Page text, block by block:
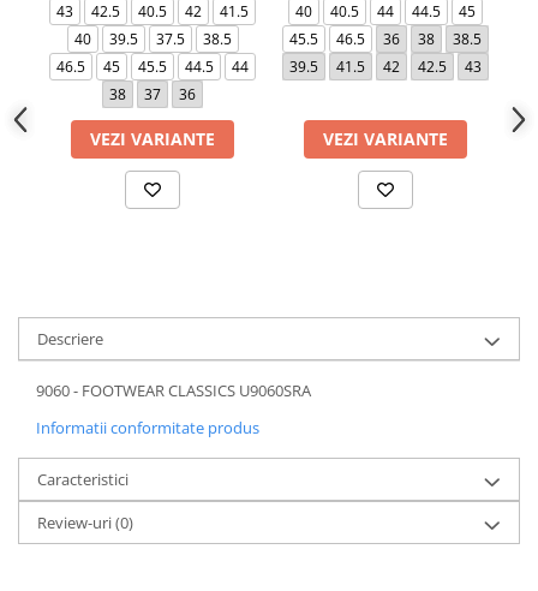
43 42.5 40.5 42
41.5
40
39.5 37.5
38.5
46.5
45 45.5 44.5
44
38
37 36
VEZI VARIANTE
40 40.5 44 44.5
45
45.5
46.5 36 38
38.5
39.5
41.5 42 42.5 43
VEZI VARIANTE
Descriere
9060 - FOOTWEAR CLASSICS U9060SRA
Informatii conformitate produs
Caracteristici
Review-uri(0)